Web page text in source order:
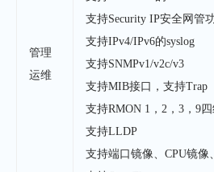
管理
运维
支持Security IP安全网管
支持IPv4/IPv6的syslog
支持SNMPv1/v2c/v3
支持MIB接口，支持Trap
支持RMON 1，2，3，9四
支持LLDP
支持端口镜像、CPU镜像